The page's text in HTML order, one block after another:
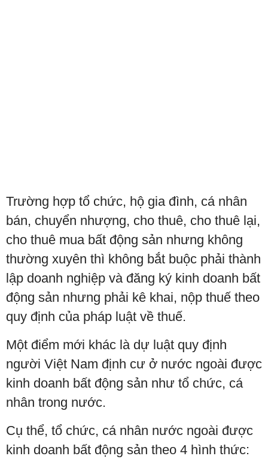
Trường hợp tổ chức, hộ gia đình, cá nhân
bán, chuyển nhượng, cho thuê, cho thuê lại,
cho thuê mua bất động sản nhưng không
thường xuyên thì không bắt buộc phải thành
lập doanh nghiệp và đăng ký kinh doanh bất
động sản nhưng phải kê khai, nộp thuế theo
quy định của pháp luật về thuế.
Một điểm mới khác là dự luật quy định
người Việt Nam định cư ở nước ngoài được
kinh doanh bất động sản như tổ chức, cá
nhân trong nước.
Cụ thể, tổ chức, cá nhân nước ngoài được
kinh doanh bất động sản theo 4 hình thức: